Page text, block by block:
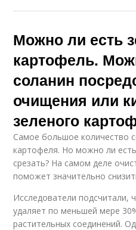
Можно ли есть
картофель.
соланин
очищения или
зеленого
Самое большое количество
картофеля. Но можно ли
срезать? На самом деле
поможет значительно
Исследователи подсчитали,
удаляет по меньшей мере
растительных соединений.